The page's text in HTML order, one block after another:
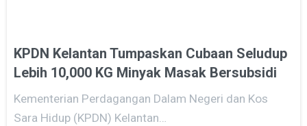
KPDN Kelantan Tumpaskan Cubaan Seludup
Lebih 10,000 KG Minyak Masak Bersubsidi
Kementerian Perdagangan Dalam Negeri dan Kos
Sara Hidup (KPDN) Kelantan…